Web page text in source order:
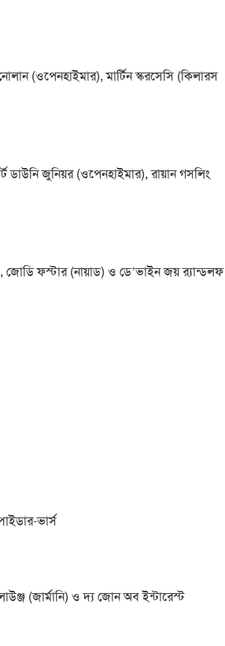
(ওপেনহাইমার), মার্টিন স্করসেসি (কিলারস
ডাউনি জুনিয়র (ওপেনহাইমার), রায়ান গসলিং
জোডি ফস্টার (নায়াড) ও ডে’ভাইন জয় র‍্যান্ডলফ
ভার্স
(জার্মানি) ও দ্য জোন অব ইন্টারেস্ট